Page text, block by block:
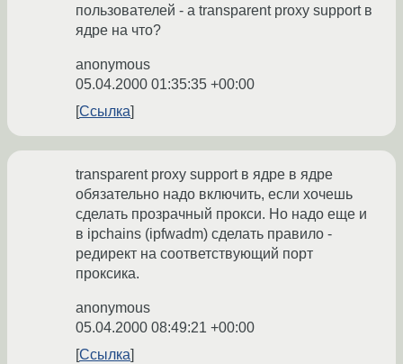
пользователей - а transparent proxy support в
ядре на что?
anonymous
05.04.2000 01:35:35 +00:00
Ссылка
transparent proxy support в ядре в ядре
обязательно надо включить, если хочешь
сделать прозрачный прокси. Но надо еще и
в ipchains (ipfwadm) сделать правило -
редирект на соответствующий порт
проксика.
anonymous
05.04.2000 08:49:21 +00:00
Ссылка